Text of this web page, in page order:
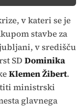
v kateri se je
stavbe za
v središču
SD Dominika
Klemen Žibert.
ministrski
glavnega